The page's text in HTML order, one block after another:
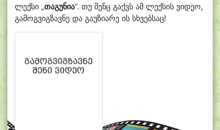
ლექსი „თაგუნია“. თუ შენც გაქვს ამ ლექსის ვიდეო,
გამოგვიგზავნე და გაუზიარე ის სხვებსაც!